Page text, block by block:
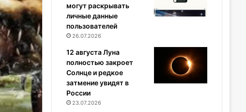
могут раскрывать
личные данные
пользователей
26.07.2026
12 августа Луна
полностью закроет
Солнце и редкое
затмение увидят в
России
23.07.2026